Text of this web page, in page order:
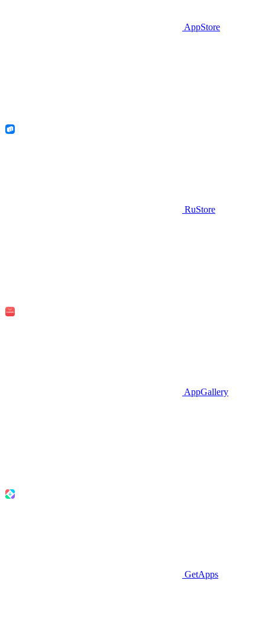
AppStore
RuStore
AppGallery
GetApps